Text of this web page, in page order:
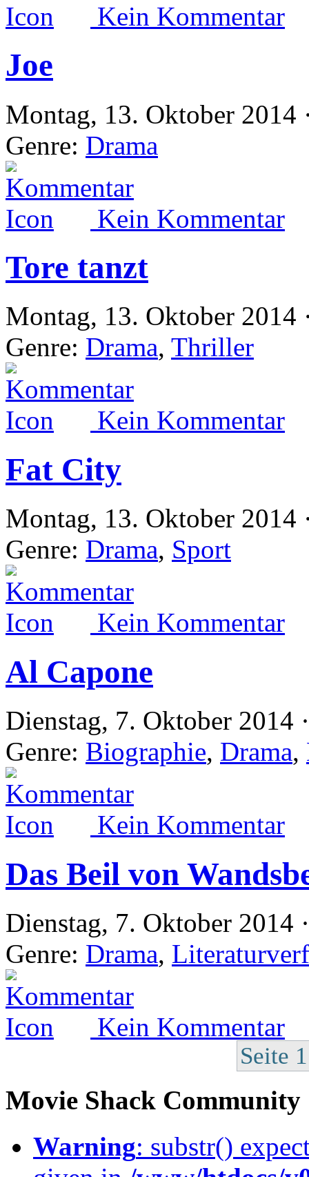
Kein Kommentar
Joe
Montag, 13. Oktober 2014
Genre: Drama
Kein Kommentar
Tore tanzt
Montag, 13. Oktober 2014
Genre: Drama, Thriller
Kein Kommentar
Fat City
Montag, 13. Oktober 2014
Genre: Drama, Sport
Kein Kommentar
Al Capone
Dienstag, 7. Oktober 2014
Genre: Biographie, Drama,
Kein Kommentar
Das Beil von
Dienstag, 7. Oktober 2014
Genre: Drama,
Kein Kommentar
Seite
Movie Shack Community
Warning: substr()